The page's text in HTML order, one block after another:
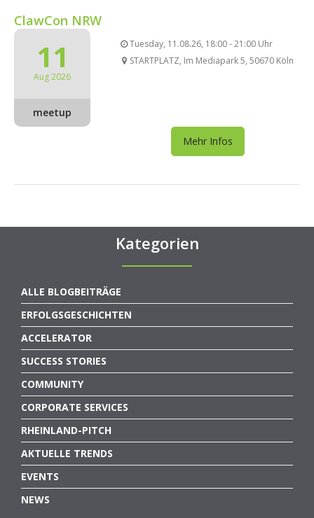
ClawCon NRW
11
Aug 2026
meetup
Tuesday, 11.08.26, 18:00 - 21:00 Uhr
STARTPLATZ, Im Mediapark 5, 50670 Köln
Mehr Infos
Kategorien
ALLE BLOGBEITRÄGE
ERFOLGSGESCHICHTEN
ACCELERATOR
SUCCESS STORIES
COMMUNITY
CORPORATE SERVICES
RHEINLAND-PITCH
AKTUELLE TRENDS
EVENTS
NEWS